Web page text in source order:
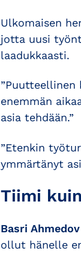
Ulkomaisen
jotta uusi
laadukkaasti.
”Puutteellinen
enemmän
asia tehdään.”
”Etenkin
ymmärtänyt
Tiimi
Basri Ahmedov
ollut hänelle